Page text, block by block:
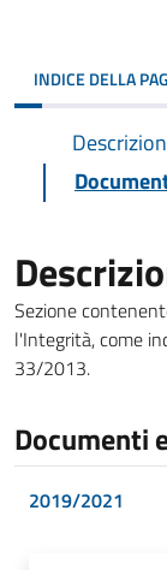
INDICE DELLA
Sezione
l'Integrità, come
33/2013.
Documenti
2019/2021